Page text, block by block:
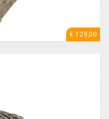
€ 129,00